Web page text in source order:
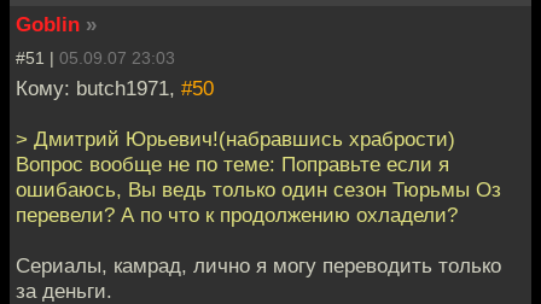
Goblin »
#51 | 05.09.07 23:03
Кому: butch1971, #50
> Дмитрий Юрьевич!(набравшись храбрости)
Вопрос вообще не по теме: Поправьте если я
ошибаюсь, Вы ведь только один сезон Тюрьмы Оз
перевели? А по что к продолжению охладели?
Сериалы, камрад, лично я могу переводить только
за деньги.